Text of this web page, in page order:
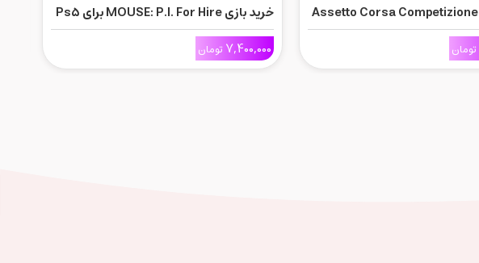
خرید بازی Assetto Corsa Competizione
تومان
خرید بازی MOUSE: P.I. For Hire برای Ps5
7,400,000 تومان